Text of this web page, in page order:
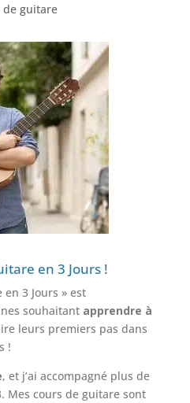
de guitare
en 3 Jours !
en 3 Jours » est
souhaitant apprendre à
leurs premiers pas dans
!
, et j’ai accompagné plus de
Mes cours de guitare sont